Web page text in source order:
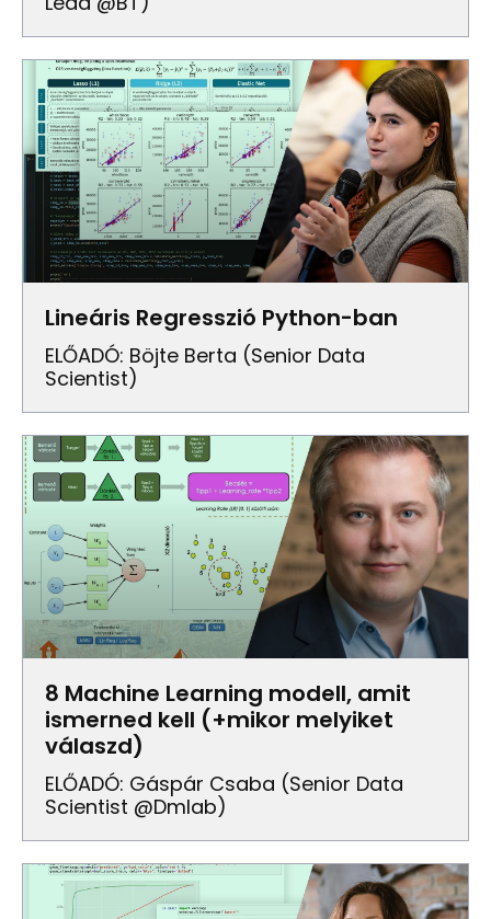
Lineáris Regresszió Python-ban
ELŐADÓ: Böjte Berta (senior Data
Scientist)
8 Machine Learning modell, amit
ismerned kell (+mikor melyiket
válaszd)
ELŐADÓ: Gáspár Csaba (senior Data
Scientist @dmlab)